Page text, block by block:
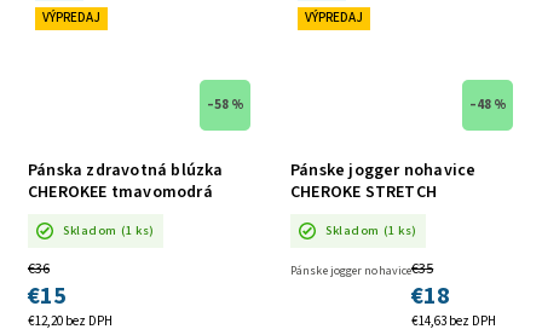
VÝPREDAJ
–58 %
Pánska zdravotná blúzka
CHEROKEE tmavomodrá
Skladom (1 ks)
€12,20 bez DPH
€36
€15
VÝPREDAJ
–48 %
Pánske jogger nohavice
CHEROKE STRETCH
Skladom (1 ks)
€14,63 bez DPH
€35
€18
Pánske jogger nohavice